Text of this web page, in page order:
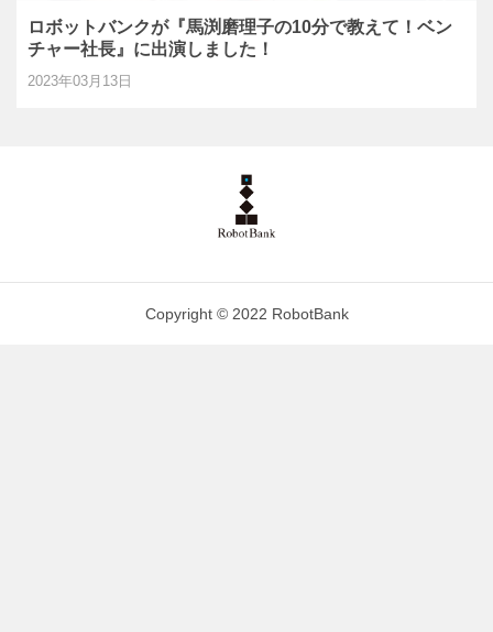
ロボットバンクが『馬渕磨理子の10分で教えて！ベン
チャー社長』に出演しました！
2023年03月13日
Copyright © 2022 RobotBank